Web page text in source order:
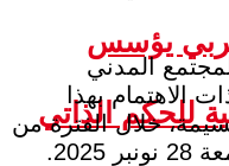
يؤسس
للحكم الذاتي
المدني
الاهتمام بهذا
خلال الفترة من